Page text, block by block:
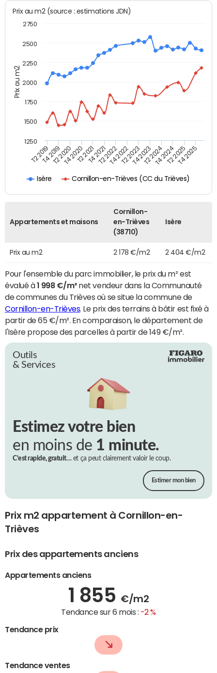
Prix au m2
Prix au m2 (source : estimations JDN)
Isère Cornillon-en-Trièves (CC du Trièves)
T2 2019T4 2019T2 2020T4 2020T2 2021T4 2021T2 2022T4 2022T2 2023T4 2023T2 2024T4 2024T2 2025T4 2025
1250
1500
1750
2000
2250
2500
2750
Appartements et maisons
Cornillon-
en-Trièves
(38710)
Isère
Prix au m2 2 178 €/m2 2 404 €/m2
Pour l'ensemble du parc immobilier, le prix du m² est
évalué à1 998 €/m²net vendeur dans la Communauté
de communes du Trièves où se situe la commune de
Cornillon-en-Trièves. Le prix des terrains à bâtir est fixé à
partir de 65 €/m². En comparaison, le département de
l'Isère propose des parcelles à partir de 149 €/m².
Outils
& Services
Estimez votre bien
en moins de 1 minute.
C’est rapide, gratuit…et ça peut clairement valoir le coup.
Estimer mon bien
Prix m2 appartement à Cornillon-en-
Trièves
Prix des appartements anciens
Appartements anciens
1 855 €/m2
Tendance sur 6 mois : -2 %
Tendance prix
Tendance ventes